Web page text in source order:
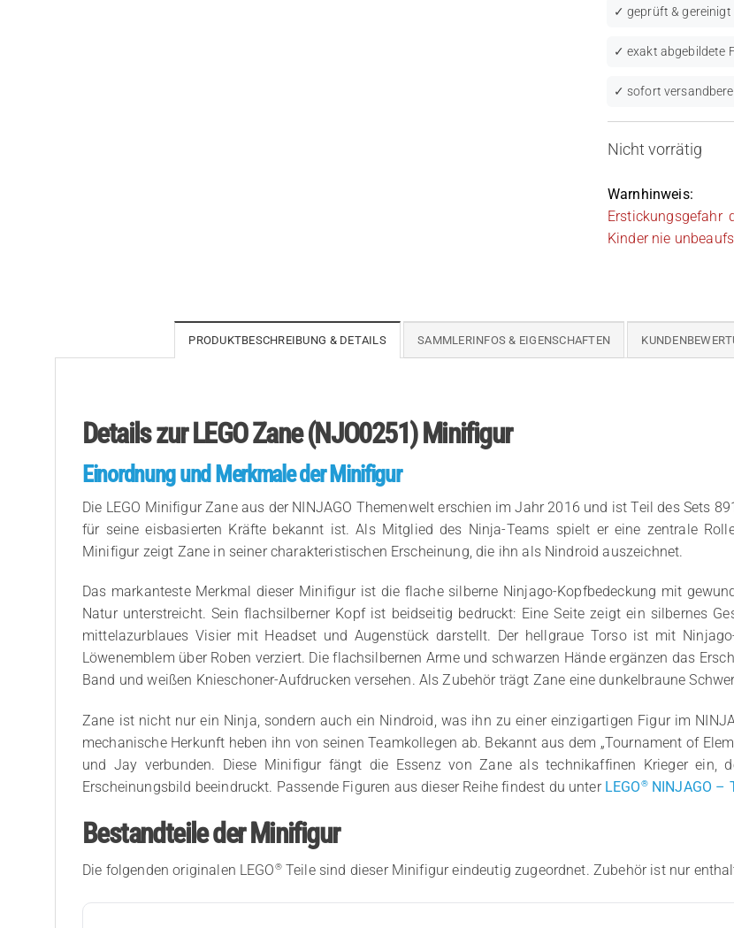
✓ geprüft & gereinigt
✓ exakt abgebildete
✓ sofort
Nicht vorrätig
Warnhinweis:
Erstickungsgefahr
Kinder nie
PRODUKTBESCHREIBUNG & DETAILS SAMMLERINFOS & EIGENSCHAFTEN
Details zur LEGO Zane (NJO0251) Minifigur
Einordnung und Merkmale der Minifigur
Die LEGO Minifigur Zane aus der NINJAGO Themenwelt erschien im Jahr 2016 und ist Teil des Sets
für seine eisbasierten Kräfte bekannt ist. Als Mitglied des Ninja-Teams spielt er eine zentrale
Minifigur zeigt Zane in seiner charakteristischen Erscheinung, die ihn als Nindroid auszeichnet.
Das markanteste Merkmal dieser Minifigur ist die flache silberne Ninjago-Kopfbedeckung mit
Natur unterstreicht. Sein flachsilberner Kopf ist beidseitig bedruckt: Eine Seite zeigt ein silbernes
mittelazurblaues Visier mit Headset und Augenstück darstellt. Der hellgraue Torso ist mit
Löwenemblem über Roben verziert. Die flachsilbernen Arme und schwarzen Hände ergänzen das
Band und weißen Knieschoner-Aufdrucken versehen. Als Zubehör trägt Zane eine dunkelbraune
Zane ist nicht nur ein Ninja, sondern auch ein Nindroid, was ihn zu einer einzigartigen Figur im
mechanische Herkunft heben ihn von seinen Teamkollegen ab. Bekannt aus dem „Tournament of
und Jay verbunden. Diese Minifigur fängt die Essenz von Zane als technikaffinen Krieger ein,
Erscheinungsbild beeindruckt. Passende Figuren aus dieser Reihe findest du unter LEGO®NINJAGO –
Bestandteile der Minifigur
Die folgenden originalen LEGO®Teile sind dieser Minifigur eindeutig zugeordnet. Zubehör ist nur